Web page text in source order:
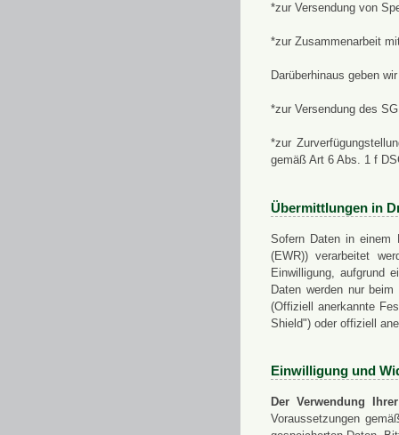
*zur Versendung von
*zur Zusammenarbeit
Darüberhinaus geben
*zur Versendung des
*zur
gemäß Art 6 Abs. 1 f
Übermittlungen in
Sofern Daten in einem
(EWR)) verarbeitet
Einwilligung, aufgrund
Daten werden nur
(Offiziell anerkannte
Shield") oder offiziell
Einwilligung und
Der Verwendung
Voraussetzungen